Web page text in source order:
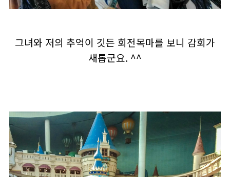
그녀와 저의 추억이 깃든 회전목마를 보니 감회가
새롭군요. ^^